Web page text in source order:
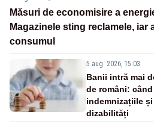
Măsuri de economisire a
Magazinele sting reclamele, iar
consumul
5 aug. 2026, 15:03
Banii intră mai
de români:
indemnizațiile
dizabilități